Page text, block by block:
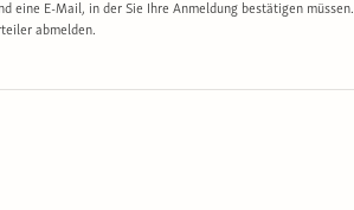
eine E-Mail, in der Sie Ihre Anmeldung bestätigen müssen.
abmelden.